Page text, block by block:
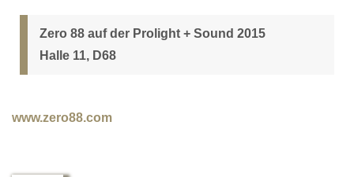
Zero 88 auf der Prolight + Sound 2015
Halle 11, D68
www.zero88.com